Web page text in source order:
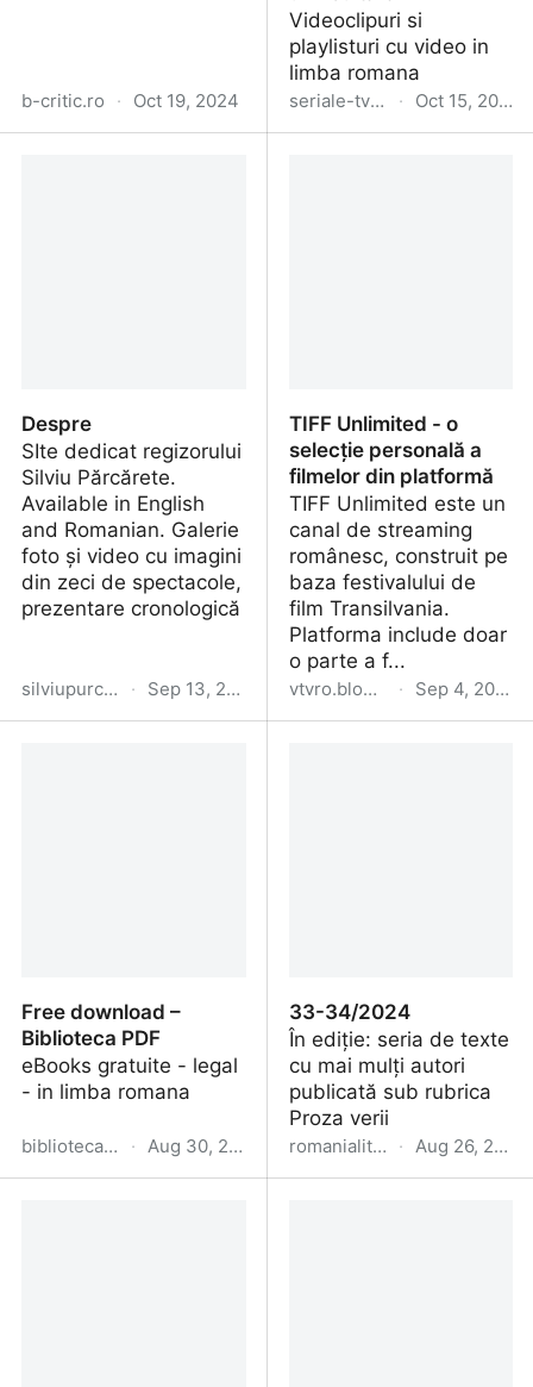
b-critic.ro · Oct 19, 2024
Videoclipuri si
playlisturi cu video in
limba romana
seriale-tv-vod-online.blogspot.com · Oct 15, 2024
Despre
SIte dedicat regizorului
Silviu Părcărete.
Available in English
and Romanian. Galerie
foto și video cu imagini
din zeci de spectacole,
prezentare cronologică
silviupurcarete.art · Sep 13, 2024
TIFF Unlimited - o
selecție personală a
filmelor din platformă
TIFF Unlimited este un
canal de streaming
românesc, construit pe
baza festivalului de
film Transilvania.
Platforma include doar
o parte a f...
vtvro.blogspot.com · Sep 4, 2024
Free download –
Biblioteca PDF
eBooks gratuite - legal
- in limba romana
biblioteca.wansait.com · Aug 30, 2024
33-34/2024
În ediție: seria de texte
cu mai mulți autori
publicată sub rubrica
Proza verii
romanialiterara.com · Aug 26, 2024